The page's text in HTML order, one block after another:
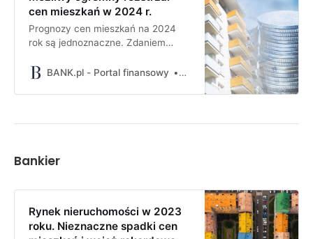
cen mieszkań w 2024 r.
Prognozy cen mieszkań na 2024
rok są jednoznaczne. Zdaniem
dalszych wzrostów. Najbardziej
wielkości lokale w dobrych
różnica w dynamice zmian cen
w dużych miastach a nierucho…
BANK.pl - Portal finansowy Małgorzata Byrska
Bankier
Rynek nieruchomości w 2023
roku. Nieznaczne spadki cen